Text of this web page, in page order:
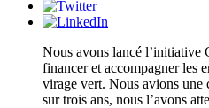
Nous avons lancé l’initiative
financer et accompagner les
virage vert. Nous avions
sur trois ans, nous l’avons